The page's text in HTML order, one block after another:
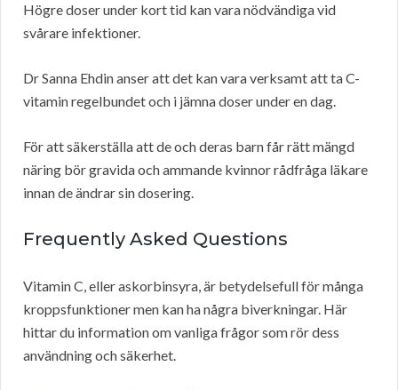
Högre doser under kort tid kan vara nödvändiga vid
svårare infektioner.
Dr Sanna Ehdin anser att det kan vara verksamt att ta C-
vitamin regelbundet och i jämna doser under en dag.
För att säkerställa att de och deras barn får rätt mängd
näring bör gravida och ammande kvinnor rådfråga läkare
innan de ändrar sin dosering.
Frequently Asked Questions
Vitamin C, eller askorbinsyra, är betydelsefull för många
kroppsfunktioner men kan ha några biverkningar. Här
hittar du information om vanliga frågor som rör dess
användning och säkerhet.